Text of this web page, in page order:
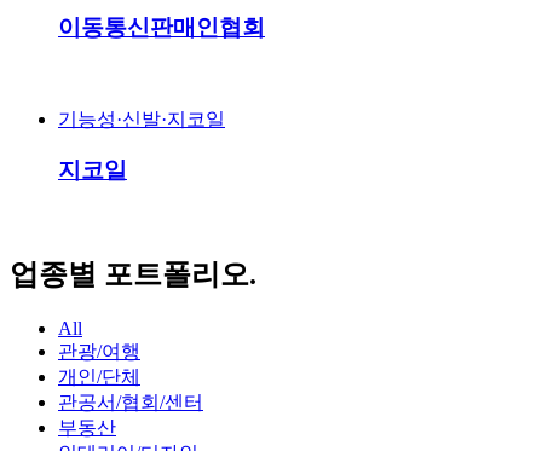
이동통신판매인협회
기능성·신발·지코일
지코일
업종별 포트폴리오.
All
관광/여행
개인/단체
관공서/협회/센터
부동산